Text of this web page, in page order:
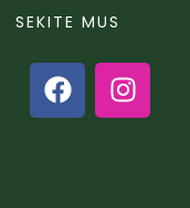
SEKITE MUS